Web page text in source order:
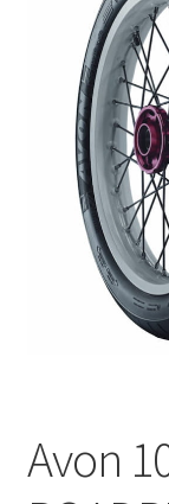
Kontaktai
Avon